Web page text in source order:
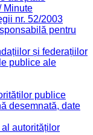
Minute
nr. 52/2003
pentru
și federațiilor
publice ale
publice
desemnată, date
autorităților